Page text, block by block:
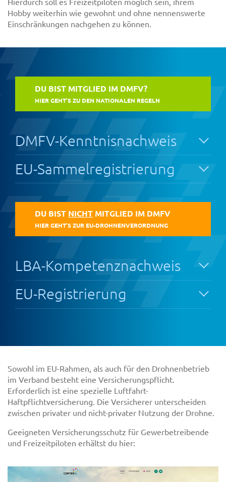
Hobby weiterhin wie gewohnt und ohne nennenswerte
Einschränkungen nachgehen zu können.
DU BIST MITGLIED IM DMFV?
HIER GEHT’S ZU DEN NATIONALEN REGELN
DMFV-Kenntnisnachweis
EU-Sammelregistrierung
DU BIST NICHT MITGLIED IM DMFV
HIER GEHT’S ZUR EU-DROHNENVERORDNUNG
LBA-Kompetenznachweis
EU-Registrierung
Sowohl im EU-Rahmen, als auch für den Drohnenbetrieb
im Verband besteht eine Versicherungspflicht.
Erforderlich ist eine spezielle Luftfahrt-
Haftpflichtversicherung. Die Versicherer unterscheiden
zwischen privater und nicht-privater Nutzung der Drohne.
Geeigneten Versicherungsschutz für Gewerbetreibende
und Freizeitpiloten erhältst du hier: